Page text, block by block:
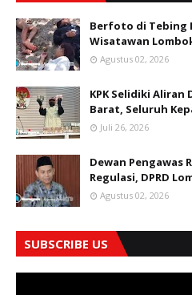
Berfoto di Tebing
Wisatawan
Agustus 02, 2026
KPK Selidiki Aliran
Barat, Seluruh
Juli 26, 2026
Dewan Pengawas
Regulasi, DPRD
Agustus 02, 2026
SUBSCRIBE US